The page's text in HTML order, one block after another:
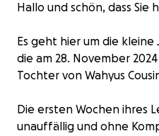
Hallo und schön, dass
Es geht hier um die kleine
die am 28. November
Tochter von Wahyus
Die ersten Wochen ihres
unauffällig und ohne